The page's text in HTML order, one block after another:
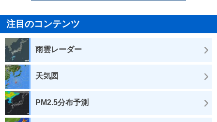
注目のコンテンツ
雨雲レーダー
天気図
PM2.5分布予測